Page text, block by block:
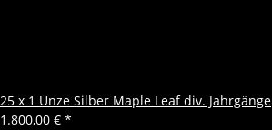
25 x 1 Unze Silber Maple Leaf div. Jahrgänge
1.800,00 € *